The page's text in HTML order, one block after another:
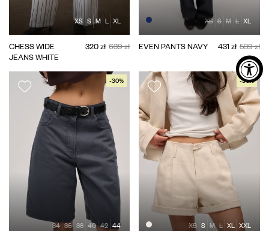
XS S M L XL
CHESS WIDE
JEANS WHITE
320 zł 639 zł
XS S M L XL
EVEN PANTS NAVY 431 zł 539 zł
34 36 38 40 42 44
-30%
XS S M L XL XXL
-30%